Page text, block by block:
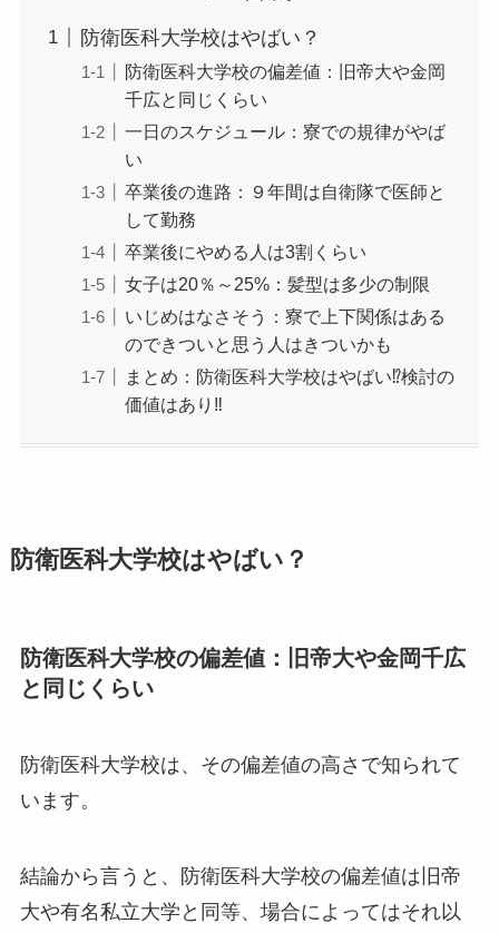
防衛医科大学校はやばい？
防衛医科大学校の偏差値：旧帝大や金岡
千広と同じくらい
一日のスケジュール：寮での規律がやば
い
卒業後の進路：９年間は自衛隊で医師と
して勤務
卒業後にやめる人は3割くらい
女子は20％～25%：髪型は多少の制限
いじめはなさそう：寮で上下関係はある
のできついと思う人はきついかも
まとめ：防衛医科大学校はやばい⁉検討の
価値はあり‼
防衛医科大学校はやばい？
防衛医科大学校の偏差値：旧帝大や金岡千広
と同じくらい
防衛医科大学校は、その偏差値の高さで知られて
います。
結論から言うと、防衛医科大学校の偏差値は旧帝
大や有名私立大学と同等、場合によってはそれ以